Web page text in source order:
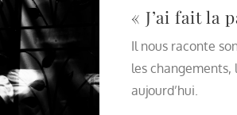
« J’ai fait la
Il nous raconte
les changements,
aujourd’hui.